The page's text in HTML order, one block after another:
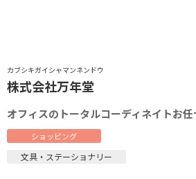
カブシキガイシャマンネンドウ
株式会社万年堂
オフィスのトータルコーディネイトお
ショッピング
文具・ステーショナリー